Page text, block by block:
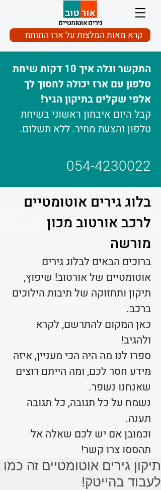
גירים אוטומטיים
קרא מאות המלצות על ארז התותח
התקשר וגלה איך 10 דקות שיחת
טלפון עם ארז יכולה לחסוך לך
אלפי שקלים בתיקון הגיר!
קבל היום איבחון ראשוני בשיחת
טלפון והצעת מחיר. ללא תשלום.
054-4230022
בלוג גירים אוטומטיים
לרכב אורטוב מכון
מורשה
ברוכים הבאים לבלוג גירים
אוטומטיים של אורטוב! שיפוץ,
תיקון ותחזוקה של תיבות הילוכים
ברכב.
כאן המקום להתרשם, לקרא
ולהגיב!
ספרו לנו מה היה הכי מעניין, איזה
מידע חסר לכם, ומה הייתם רוצים
שאנחנו נשפר.
נשמח על כל תגובה, כל תגובה
תענה.
וכמובן אם יש לכם שאלה אל
תהססו צרו קשר!
תיקון גירים אוטומטיים זה כמו
לעבוד בהייטק!